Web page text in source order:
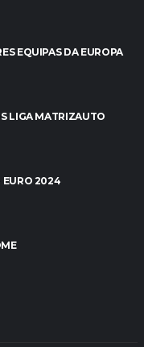
EQUIPAS DA EUROPA
LIGA MATRIZAUTO
EURO 2024